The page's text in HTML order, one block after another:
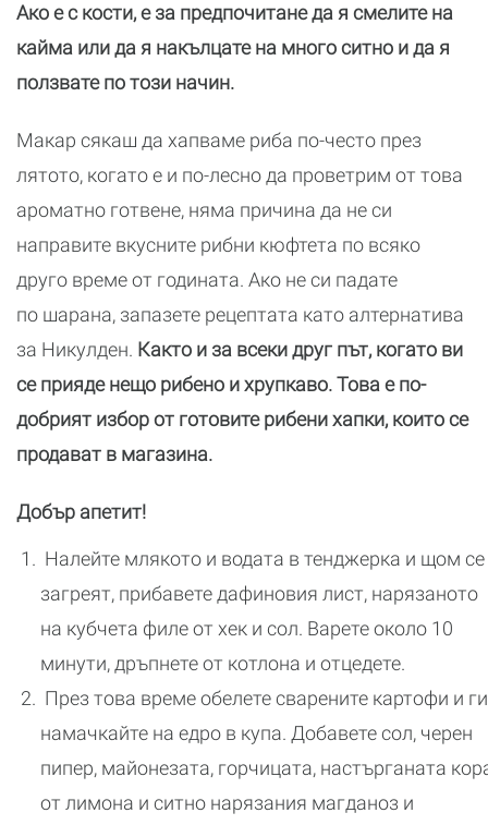
Ако е с кости, е за предпочитане да я смелите на
кайма или да я накълцате на много ситно и да я
ползвате по този начин.
Макар сякаш да хапваме риба по-често през
лятото, когато е и по-лесно да проветрим от това
ароматно готвене, няма причина да не си
направите вкусните рибни кюфтета по всяко
друго време от годината. Ако не си падате
по шарана, запазете рецептата като алтернатива
за Никулден. Както и за всеки друг път, когато ви
се прияде нещо рибено и хрупкаво. Това е по-
добрият избор от готовите рибени хапки, които се
продават в магазина.
Добър апетит!
Налейте млякото и водата в тенджерка и щом се
загреят, прибавете дафиновия лист, нарязаното
на кубчета филе от хек и сол. Варете около 10
минути, дръпнете от котлона и отцедете.
През това време обелете сварените картофи и ги
намачкайте на едро в купа. Добавете сол, черен
пипер, майонезата, горчицата, настърганата
от лимона и ситно нарязания магданоз и